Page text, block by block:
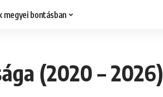
megyei bontásban
(2020 – 2026)